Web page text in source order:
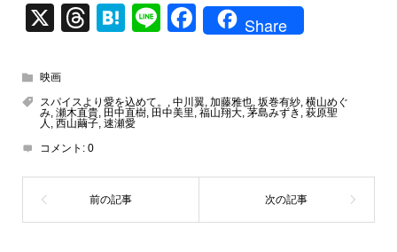
X
T
a
d
s
H
n
a
Li
F
e
o
k
Share
映画
スパイスより愛を込めて。 , 中川翼, 加藤雅也, 坂巻有紗, 横山めぐ
み, 瀬木直貴, 田中直樹, 田中美里, 福山翔大, 茅島みずき , 萩原聖
人 , 西山繭子, 速瀬愛
コメント: 0